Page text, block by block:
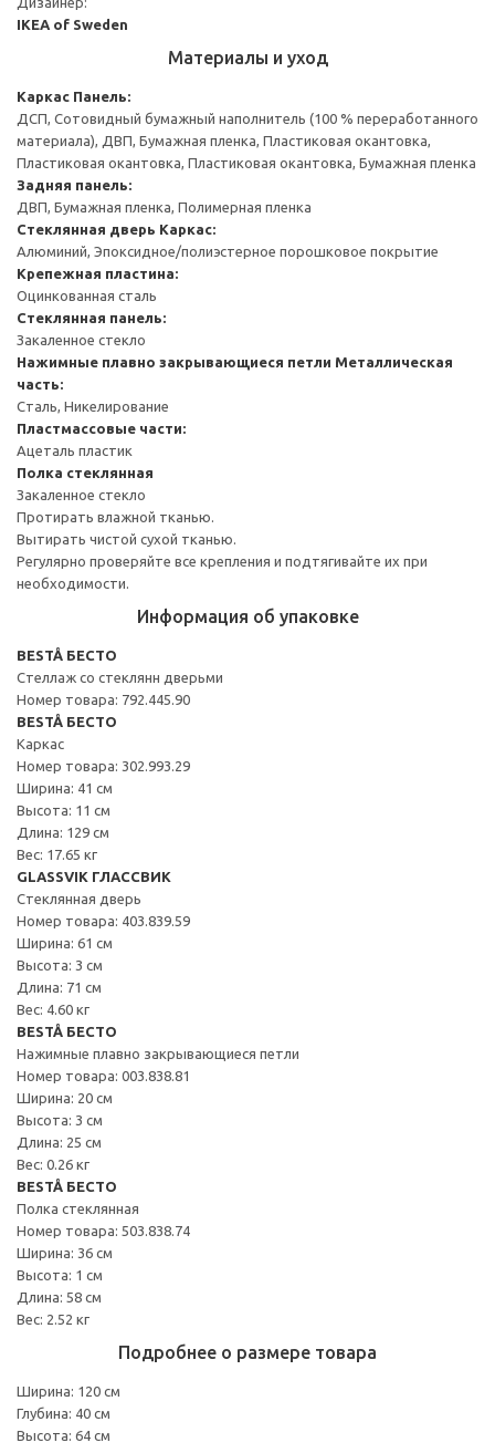
IKEA of Sweden
Материалы и уход
Каркас Панель:
ДСП, Сотовидный бумажный наполнитель (100 % переработанного
материала), ДВП, Бумажная пленка, Пластиковая окантовка,
Пластиковая окантовка, Пластиковая окантовка, Бумажная пленка
Задняя панель:
ДВП, Бумажная пленка, Полимерная пленка
Стеклянная дверь Каркас:
Алюминий, Эпоксидное/полиэстерное порошковое покрытие
Крепежная пластина:
Оцинкованная сталь
Стеклянная панель:
Закаленное стекло
Нажимные плавно закрывающиеся петли Металлическая
часть:
Сталь, Никелирование
Пластмассовые части:
Ацеталь пластик
Полка стеклянная
Закаленное стекло
Протирать влажной тканью.
Вытирать чистой сухой тканью.
Регулярно проверяйте все крепления и подтягивайте их при
необходимости.
Информация об упаковке
BESTÅ БЕСТО
Стеллаж со стеклянн дверьми
Номер товара: 792.445.90
BESTÅ БЕСТО
Каркас
Номер товара: 302.993.29
Ширина: 41 см
Высота: 11 см
Длина: 129 см
Вес: 17.65 кг
GLASSVIK ГЛАССВИК
Стеклянная дверь
Номер товара: 403.839.59
Ширина: 61 см
Высота: 3 см
Длина: 71 см
Вес: 4.60 кг
BESTÅ БЕСТО
Нажимные плавно закрывающиеся петли
Номер товара: 003.838.81
Ширина: 20 см
Высота: 3 см
Длина: 25 см
Вес: 0.26 кг
BESTÅ БЕСТО
Полка стеклянная
Номер товара: 503.838.74
Ширина: 36 см
Высота: 1 см
Длина: 58 см
Вес: 2.52 кг
Подробнее о размере товара
Ширина: 120 см
Глубина: 40 см
Высота: 64 см